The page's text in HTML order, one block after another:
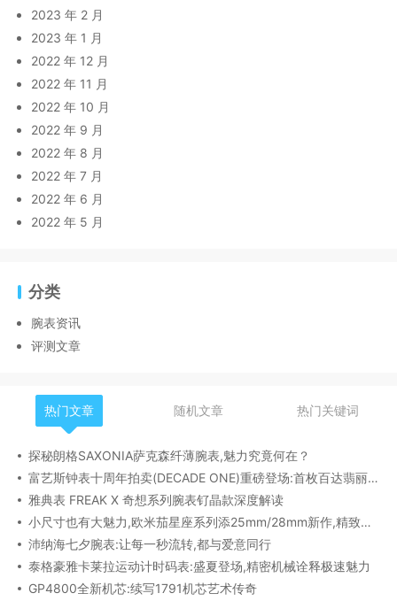
2023 年 2 月
2023 年 1 月
2022 年 12 月
2022 年 11 月
2022 年 10 月
2022 年 9 月
2022 年 8 月
2022 年 7 月
2022 年 6 月
2022 年 5 月
分类
腕表资讯
评测文章
热门文章 随机文章 热门关键词
探秘朗格SAXONIA萨克森纤薄腕表,魅力究竟何在？
富艺斯钟表十周年拍卖(DECADE ONE)重磅登场:首枚百达翡丽1518精钢腕表领衔呈献
雅典表 FREAK X 奇想系列腕表钌晶款深度解读​
小尺寸也有大魅力,欧米茄星座系列添25mm/28mm新作,精致感拉满
沛纳海七夕腕表:让每一秒流转,都与爱意同行
泰格豪雅卡莱拉运动计时码表:盛夏登场,精密机械诠释极速魅力
GP4800全新机芯:续写1791机芯艺术传奇